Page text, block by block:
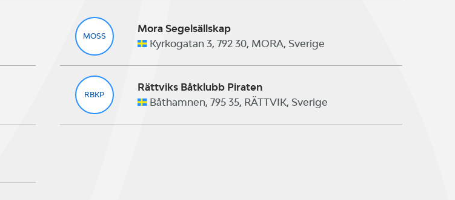
MOSS
Mora Segelsällskap
Kyrkogatan 3, 792 30, MORA, Sverige
RBKP
Rättviks Båtklubb Piraten
Båthamnen, 795 35, RÄTTVIK, Sverige